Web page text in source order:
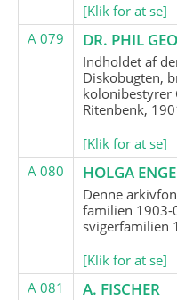
[Klik for at se]
A 079
DR. PHIL
Indholdet af
Diskobugten,
kolonibestyrer
Ritenbenk,
[Klik for at se]
A 080
HOLGA
Denne
familien 1903-
svigerfamilien
[Klik for at se]
A 081
A. FISCHER